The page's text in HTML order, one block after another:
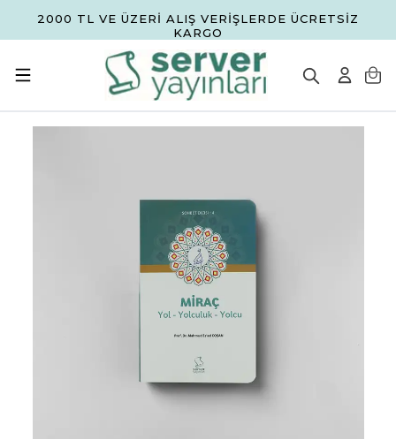
2000 TL VE ÜZERİ ALIŞ VERİŞLERDE ÜCRETSİZ
KARGO